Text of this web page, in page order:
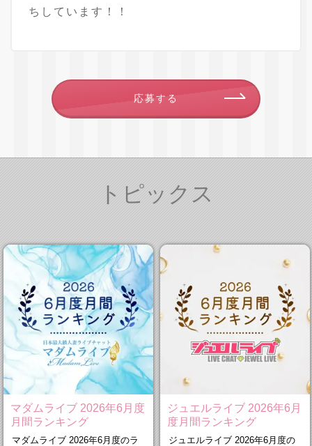
ちしています！！
応募する
トピックス
マダムライブ 2026年6月度
月間ランキング
マダムライブ 2026年6月度のラ
ジュエルライブ 2026年6月
度月間ランキング
ジュエルライブ 2026年6月度の